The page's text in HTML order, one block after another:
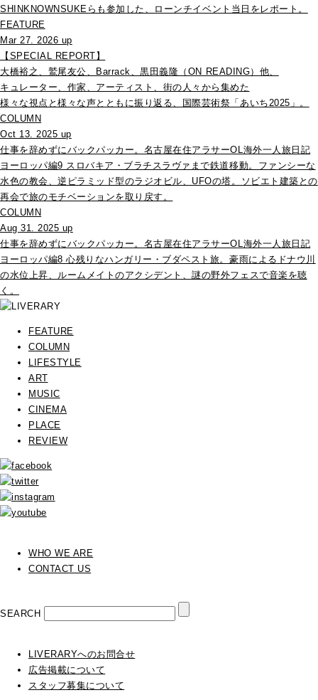
SHINKNOWNSUKEらも参加した、ローンチイベント当日をレポート。
FEATURE
Mar 27. 2026 up
【SPECIAL REPORT】
大橋裕之、鷲尾友公、Barrack、黒田義隆（ON READING）他、
キュレーター、作家、アーティスト、街の人々から集めた
様々な視点と様々な声とともに振り返る、国際芸術祭「あいち2025」。
COLUMN
Oct 13. 2025 up
仕事を辞めずにバックパッカー。名古屋在住アラサーOL海外一人旅日記
ヨーロッパ編9 スロバキア・ブラチスラヴァまで鉄道移動。ファンシーな
水色の教会、逆ピラミッド型のラジオビル、UFOの塔。ソビエト建築との
再会で旅のモチベーションを取り戻す。
COLUMN
Aug 31. 2025 up
仕事を辞めずにバックパッカー。名古屋在住アラサーOL海外一人旅日記
ヨーロッパ編8 心残りなハンガリー・ブダペスト旅。豪雨によるドナウ川
の水位上昇、ルームメイトのアクシデント、謎の野外フェスで音楽を聴
く。
FEATURE
COLUMN
LIFESTYLE
ART
MUSIC
CINEMA
PLACE
REVIEW
WHO WE ARE
CONTACT US
SEARCH
LIVERARYへのお問合せ
広告掲載について
スタッフ募集について